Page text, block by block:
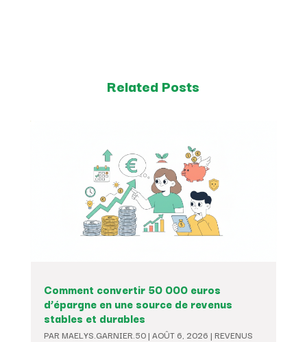
Related Posts
Comment convertir 50 000 euros
d’épargne en une source de revenus
stables et durables
PAR MAELYS.GARNIER.50| AOÛT 6, 2026 | REVENUS